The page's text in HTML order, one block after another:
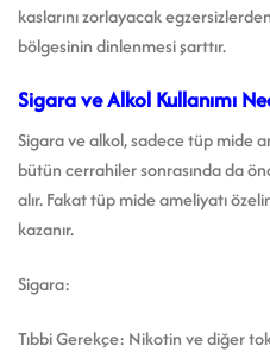
kaslarını zorlayacak
bölgesinin dinlenmesi şarttır.
Sigara ve Alkol Kullanımı
Sigara ve alkol, sadece tüp mide
bütün cerrahiler sonrasında da
alır. Fakat tüp mide ameliyatı
kazanır.
Sigara:
Tıbbi Gerekçe: Nikotin ve diğer